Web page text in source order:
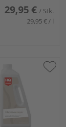
29,95 € / Stk.
29,95 € / l